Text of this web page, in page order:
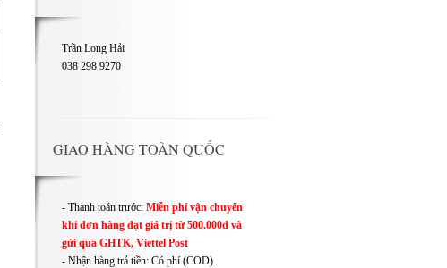
Trần Long Hải
038 298 9270
GIAO HÀNG TOÀN QUỐC
- Thanh toán trước: Miễn phí vận chuyển
khi đơn hàng đạt giá trị từ 500.000đ và
gửi qua GHTK, Viettel Post
- Nhận hàng trả tiền: Có phí (COD)